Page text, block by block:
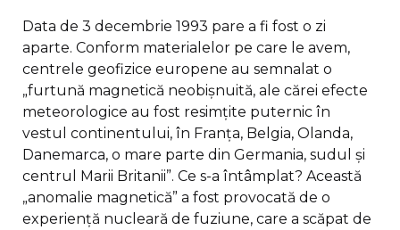
Data de 3 decembrie 1993 pare a fi fost o zi
aparte. Conform materialelor pe care le avem,
centrele geofizice europene au semnalat o
„furtună magnetică neobișnuită, ale cărei efecte
meteorologice au fost resimțite puternic în
vestul continentului, în Franța, Belgia, Olanda,
Danemarca, o mare parte din Germania, sudul și
centrul Marii Britanii”. Ce s-a întâmplat? Această
„anomalie magnetică” a fost provocată de o
experiență nucleară de fuziune, care a scăpat de